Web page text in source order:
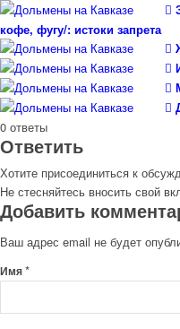
кофе, фугу/: истоки запрета
0 ответы
Ответить
Хотите присоединиться к
Не стесняйтесь вносить свой
Добавить
Ваш адрес email не будет
Имя*